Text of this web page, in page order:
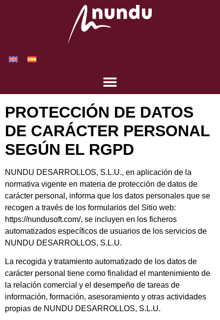
PROTECCIÓN DE DATOS
DE CARÁCTER PERSONAL
SEGÚN EL RGPD
NUNDU DESARROLLOS, S.L.U., en aplicación de la
normativa vigente en materia de protección de datos de
carácter personal, informa que los datos personales que se
recogen a través de los formularios del Sitio web:
https://nundusoft.com/, se incluyen en los ficheros
automatizados específicos de usuarios de los servicios de
NUNDU DESARROLLOS, S.L.U.
La recogida y tratamiento automatizado de los datos de
carácter personal tiene como finalidad el mantenimiento de
la relación comercial y el desempeño de tareas de
información, formación, asesoramiento y otras actividades
propias de NUNDU DESARROLLOS, S.L.U.